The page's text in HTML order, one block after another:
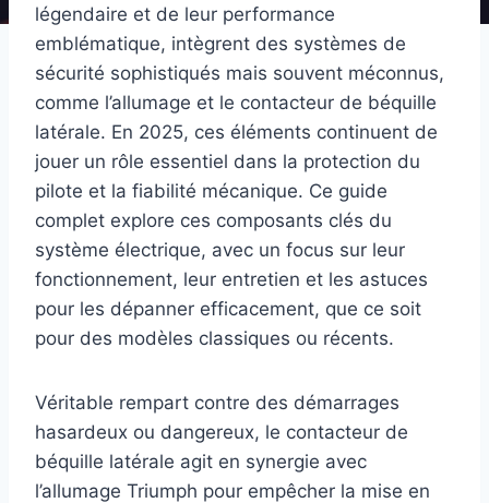
légendaire et de leur performance
emblématique, intègrent des systèmes de
sécurité sophistiqués mais souvent méconnus,
comme l’allumage et le contacteur de béquille
latérale. En 2025, ces éléments continuent de
jouer un rôle essentiel dans la protection du
pilote et la fiabilité mécanique. Ce guide
complet explore ces composants clés du
système électrique, avec un focus sur leur
fonctionnement, leur entretien et les astuces
pour les dépanner efficacement, que ce soit
pour des modèles classiques ou récents.
Véritable rempart contre des démarrages
hasardeux ou dangereux, le contacteur de
béquille latérale agit en synergie avec
l’allumage Triumph pour empêcher la mise en